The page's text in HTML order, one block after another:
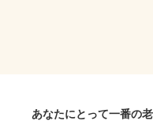
あなたにとって一番の